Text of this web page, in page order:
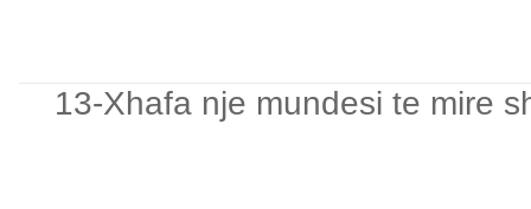
13-Xhafa nje mundesi te mire